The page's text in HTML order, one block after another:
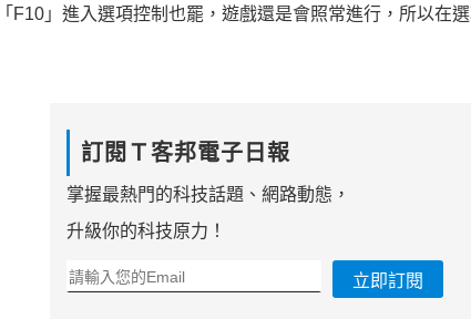
F10」進入選項控制也罷，遊戲還是會照常進行，所以在
訂閱Ｔ客邦電子日報
掌握最熱門的科技話題、網路動態，
升級你的科技原力！
立即訂閱